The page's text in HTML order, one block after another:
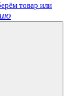
товар или